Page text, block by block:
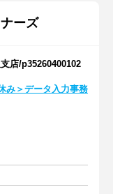
ーズ
店/p35260400102
み＞データ入力事務